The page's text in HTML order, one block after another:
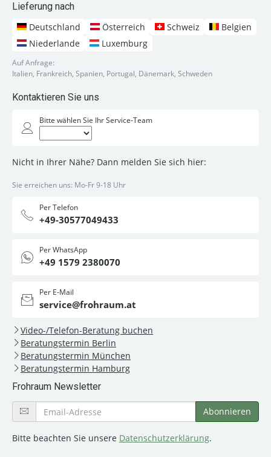
Lieferung nach
Deutschland
Österreich Schweiz
Belgien
Niederlande
Luxemburg
Auf Anfrage:
Italien, Frankreich, Spanien, Portugal, Dänemark, Schweden
Kontaktieren Sie uns
Bitte wählen Sie Ihr Service-Team
Nicht in Ihrer Nähe? Dann melden Sie sich hier:
Sie erreichen uns: Mo-Fr 9-18 Uhr
Per Telefon
+49-30577049433
Per WhatsApp
+49 1579 2380070
Per E-Mail
service@frohraum.at
Video-/Telefon-Beratung buchen
Beratungstermin Berlin
Beratungstermin München
Beratungstermin Hamburg
Frohraum Newsletter
Bitte beachten Sie unsere Datenschutzerklärung.